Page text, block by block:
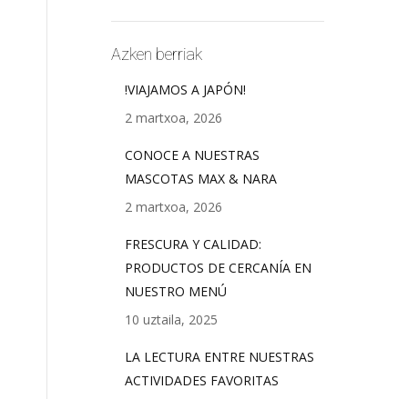
Azken berriak
!VIAJAMOS A JAPÓN!
2 martxoa, 2026
CONOCE A NUESTRAS
MASCOTAS MAX & NARA
2 martxoa, 2026
FRESCURA Y CALIDAD:
PRODUCTOS DE CERCANÍA EN
NUESTRO MENÚ
10 uztaila, 2025
LA LECTURA ENTRE NUESTRAS
ACTIVIDADES FAVORITAS